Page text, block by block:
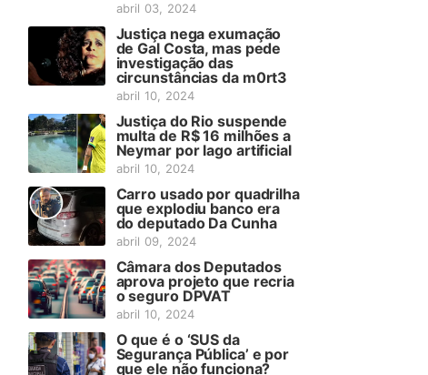
abril 03, 2024
Justiça nega exumação
de Gal Costa, mas pede
investigação das
circunstâncias da m0rt3
abril 10, 2024
Justiça do Rio suspende
multa de R$ 16 milhões a
Neymar por lago artificial
abril 10, 2024
Carro usado por quadrilha
que explodiu banco era
do deputado Da Cunha
abril 09, 2024
Câmara dos Deputados
aprova projeto que recria
o seguro DPVAT
abril 10, 2024
O que é o ‘SUS da
Segurança Pública’ e por
que ele não funciona?